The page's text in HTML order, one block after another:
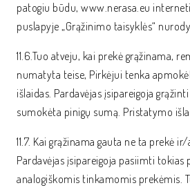
patogiu būdu, www.nerasa.eu
puslapyje „Grąžinimo taisyklės“
11.6.Tuo atveju, kai prekė grąžinama,
numatyta teise, Pirkėjui tenka
išlaidas. Pardavėjas įsipareigoja
sumokėta pinigų sumą. Pristatymo
11.7. Kai grąžinama gauta ne ta prekė
Pardavėjas įsipareigoja pasiimti tokias
analogiškomis tinkamomis prekėmis.